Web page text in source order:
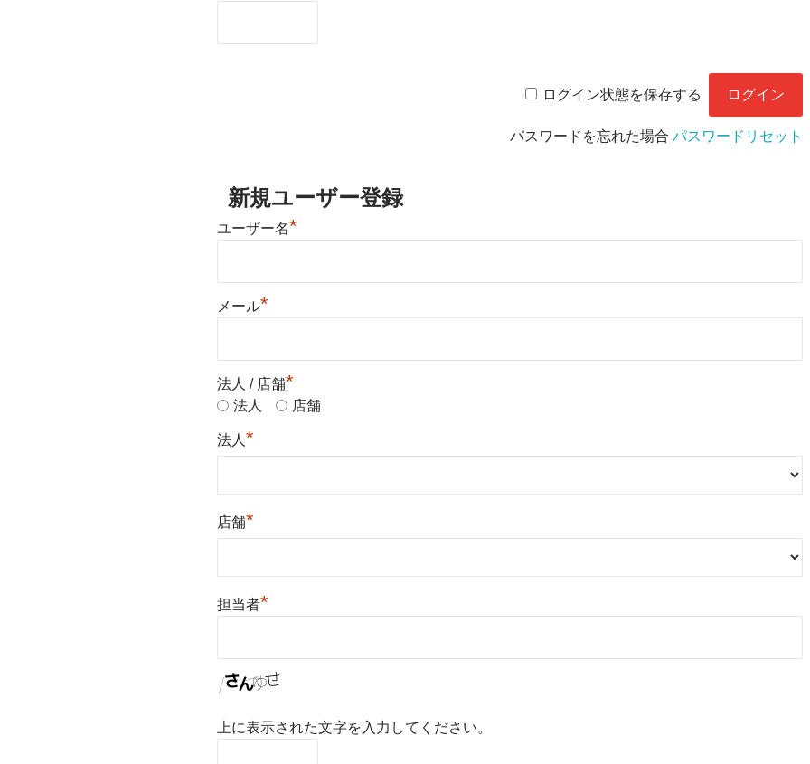
ログイン状態を保存する
パスワードを忘れた場合 パスワードリセット
新規ユーザー登録
ユーザー名*
メール*
法人 / 店舗*
法人 店舗
法人 *
店舗*
担当者*
上に表示された文字を入力してください。